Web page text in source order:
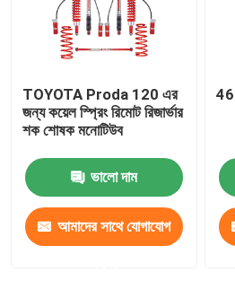
TOYOTA Proda 120 এর
জন্য কয়েল স্প্রিং রিমোট রিজার্ভার
শক শোষক মনোটিউব
ভালো দাম
আমাদের সাথে যোগাযোগ